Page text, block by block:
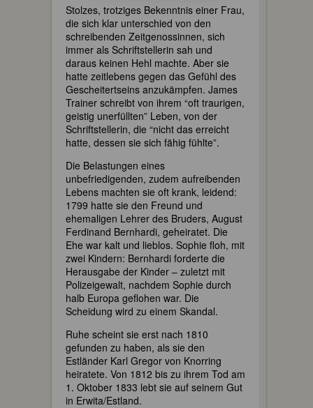
Stolzes, trotziges Bekenntnis einer Frau,
die sich klar unterschied von den
schreibenden Zeitgenossinnen, sich
immer als Schriftstellerin sah und
daraus keinen Hehl machte. Aber sie
hatte zeitlebens gegen das Gefühl des
Gescheitertseins anzukämpfen. James
Trainer schreibt von ihrem “oft traurigen,
geistig unerfüllten” Leben, von der
Schriftstellerin, die “nicht das erreicht
hatte, dessen sie sich fähig fühlte”.
Die Belastungen eines
unbefriedigenden, zudem aufreibenden
Lebens machten sie oft krank, leidend:
1799 hatte sie den Freund und
ehemaligen Lehrer des Bruders, August
Ferdinand Bernhardi, geheiratet. Die
Ehe war kalt und lieblos. Sophie floh, mit
zwei Kindern: Bernhardi forderte die
Herausgabe der Kinder – zuletzt mit
Polizeigewalt, nachdem Sophie durch
halb Europa geflohen war. Die
Scheidung wird zu einem Skandal.
Ruhe scheint sie erst nach 1810
gefunden zu haben, als sie den
Estländer Karl Gregor von Knorring
heiratete. Von 1812 bis zu ihrem Tod am
1. Oktober 1833 lebt sie auf seinem Gut
in Erwita/Estland.